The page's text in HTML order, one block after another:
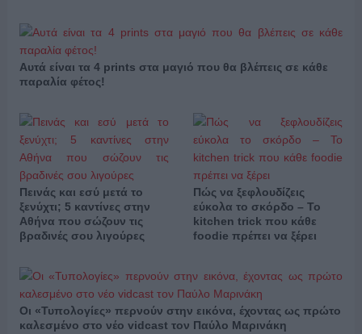
Αυτά είναι τα 4 prints στα μαγιό που θα βλέπεις σε κάθε
παραλία φέτος!
Πεινάς και εσύ μετά το
ξενύχτι; 5 καντίνες στην
Αθήνα που σώζουν τις
βραδινές σου λιγούρες
Πώς να ξεφλουδίζεις
εύκολα το σκόρδο – Το
kitchen trick που κάθε
foodie πρέπει να ξέρει
Οι «Τυπολογίες» περνούν στην εικόνα, έχοντας ως πρώτο
καλεσμένο στο νέο vidcast τον Παύλο Μαρινάκη